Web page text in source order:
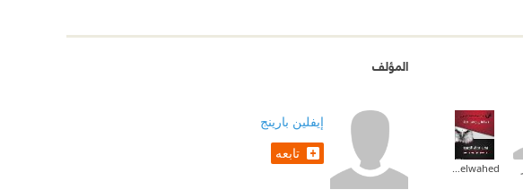
Mohamed Abdelwahed
المؤلف
إيفلين بارينج
تابعه